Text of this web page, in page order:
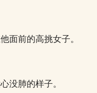
面前的高挑女子。
没肺的样子。